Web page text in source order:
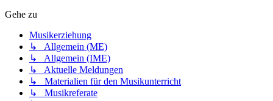
Gehe zu
Musikerziehung
↳ Allgemein (ME)
↳ Allgemein (IME)
↳ Aktuelle Meldungen
↳ Materialien für den Musikunterricht
↳ Musikreferate